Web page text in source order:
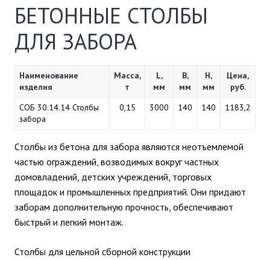
БЕТОННЫЕ СТОЛБЫ
ДЛЯ ЗАБОРА
Наименование
изделия
Масса,
т
L,
мм
B,
мм
Н,
мм
Цена,
руб.
СОБ 30.14.14 Столбы
забора
0,15 3000 140 140 1183,2
Столбы из бетона для забора являются неотъемлемой
частью ограждений, возводимых вокруг частных
домовладений, детских учреждений, торговых
площадок и промышленных предприятий. Они придают
заборам дополнительную прочность, обеспечивают
быстрый и легкий монтаж.
Столбы для цельной сборной конструкции